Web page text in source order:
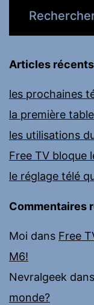
Articles récents
les prochaines
la première
les utilisations
Free TV bloque
le réglage télé
Commentaires
Moi dans Free
M6!
Nevralgeek dans
monde?